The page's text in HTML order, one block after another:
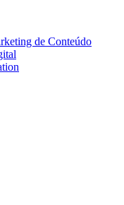
de Conteúdo